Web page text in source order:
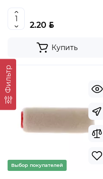
Фильтр
2.20 BYN
Купить
Выбор покупателей